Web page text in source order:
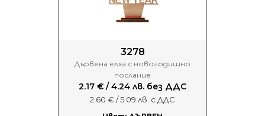
3278
Дървена елха с новогодишно
послание
2.17 € / 4.24 лв. без ДДС
2.60 € / 5.09 лв. с ДДС